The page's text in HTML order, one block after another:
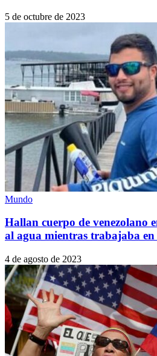
5 de octubre de 2023
Mundo
Hallan cuerpo de venezolano
al agua mientras trabajaba
4 de agosto de 2023